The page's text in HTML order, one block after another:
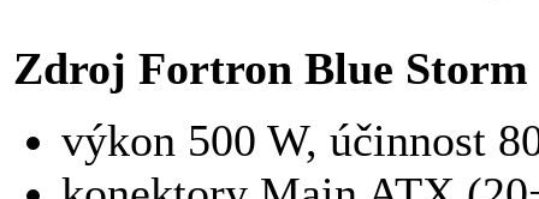
Zdroj Fortron Blue Storm
výkon 500 W, účinnost